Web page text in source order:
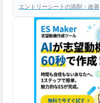
エントリーシートの添削・改善